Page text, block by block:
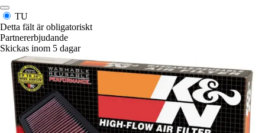
TU
Detta fält är obligatoriskt
Partnererbjudande
Skickas inom 5 dagar